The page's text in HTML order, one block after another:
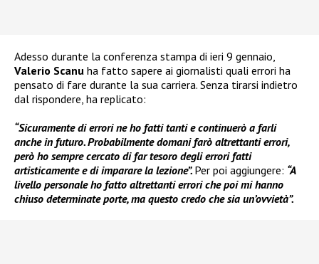
Adesso durante la conferenza stampa di ieri 9 gennaio,
Valerio Scanu ha fatto sapere ai giornalisti quali errori ha
pensato di fare durante la sua carriera. Senza tirarsi indietro
dal rispondere, ha replicato:
“Sicuramente di errori ne ho fatti tanti e continuerò a farli
anche in futuro. Probabilmente domani farò altrettanti errori,
però ho sempre cercato di far tesoro degli errori fatti
artisticamente e di imparare la lezione”. Per poi aggiungere: “A
livello personale ho fatto altrettanti errori che poi mi hanno
chiuso determinate porte, ma questo credo che sia un’ovvietà”.